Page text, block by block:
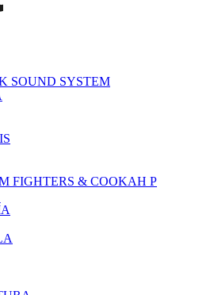
SOUND SYSTEM
FIGHTERS & COOKAH P